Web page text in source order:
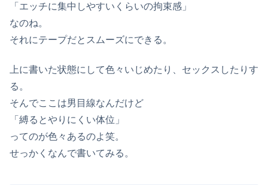
「エッチに集中しやすいくらいの拘束感」
なのね。
それにテープだとスムーズにできる。
上に書いた状態にして色々いじめたり、セックスしたりす
る。
そんでここは男目線なんだけど
「縛るとやりにくい体位」
ってのが色々あるのよ笑。
せっかくなんで書いてみる。